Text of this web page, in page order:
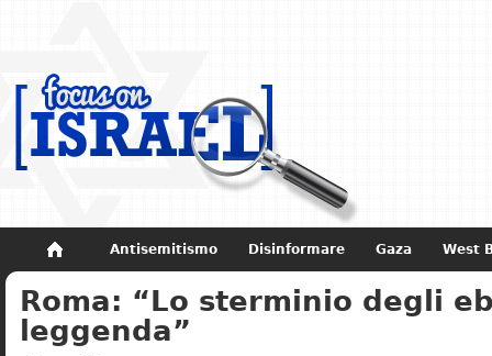
Antisemitismo Disinformare Gaza West
Non dimenticare Storia di Israele
Roma: “Lo sterminio degli
leggenda”